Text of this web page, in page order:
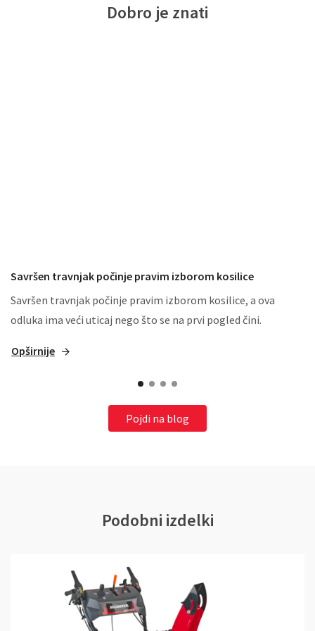
Dobro je znati
Savršen travnjak počinje pravim izborom kosilice
Savršen travnjak počinje pravim izborom kosilice, a ova
odluka ima veći uticaj nego što se na prvi pogled čini.
Opširnije
Pojdi na blog
Podobni izdelki